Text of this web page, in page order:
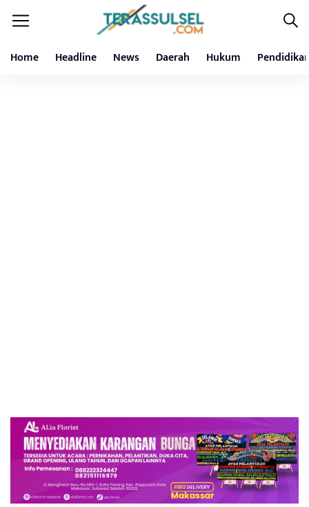
Home Headline News Daerah Hukum